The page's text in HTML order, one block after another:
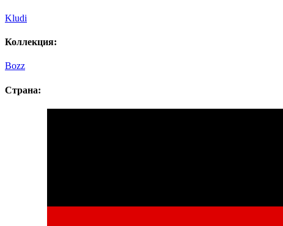
Kludi
Коллекция:
Bozz
Страна: